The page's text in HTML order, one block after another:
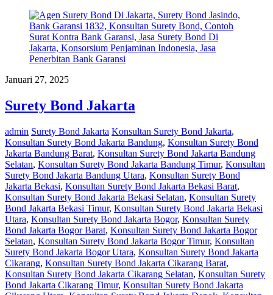
Januari 27, 2025
Surety Bond Jakarta
admin Surety Bond Jakarta Konsultan Surety Bond Jakarta,
Konsultan Surety Bond Jakarta Bandung, Konsultan Surety Bond
Jakarta Bandung Barat, Konsultan Surety Bond Jakarta Bandung
Selatan, Konsultan Surety Bond Jakarta Bandung Timur, Konsultan
Surety Bond Jakarta Bandung Utara, Konsultan Surety Bond
Jakarta Bekasi, Konsultan Surety Bond Jakarta Bekasi Barat,
Konsultan Surety Bond Jakarta Bekasi Selatan, Konsultan Surety
Bond Jakarta Bekasi Timur, Konsultan Surety Bond Jakarta Bekasi
Utara, Konsultan Surety Bond Jakarta Bogor, Konsultan Surety
Bond Jakarta Bogor Barat, Konsultan Surety Bond Jakarta Bogor
Selatan, Konsultan Surety Bond Jakarta Bogor Timur, Konsultan
Surety Bond Jakarta Bogor Utara, Konsultan Surety Bond Jakarta
Cikarang, Konsultan Surety Bond Jakarta Cikarang Barat,
Konsultan Surety Bond Jakarta Cikarang Selatan, Konsultan Surety
Bond Jakarta Cikarang Timur, Konsultan Surety Bond Jakarta